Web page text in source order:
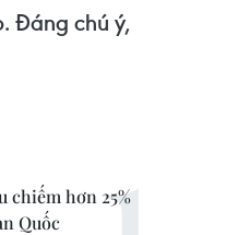
Đáng chú ý,
chiếm hơn 25%
Quốc